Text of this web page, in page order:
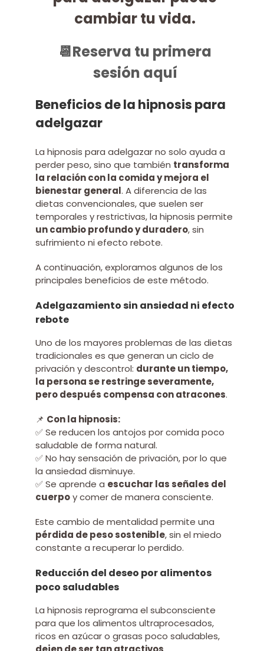
cambiar tu vida.
📆​Reserva tu primera
sesión aquí
Beneficios de la hipnosis para
adelgazar
La hipnosis para adelgazar no solo ayuda a
perder peso, sino que también transforma
la relación con la comida y mejora el
bienestar general. A diferencia de las
dietas convencionales, que suelen ser
temporales y restrictivas, la hipnosis permite
un cambio profundo y duradero, sin
sufrimiento ni efecto rebote.
A continuación, exploramos algunos de los
principales beneficios de este método.
Adelgazamiento sin ansiedad ni efecto
rebote
Uno de los mayores problemas de las dietas
tradicionales es que generan un ciclo de
privación y descontrol: durante un tiempo,
la persona se restringe severamente,
pero después compensa con atracones.
📌 Con la hipnosis:
✅ Se reducen los antojos por comida poco
saludable de forma natural.
✅ No hay sensación de privación, por lo que
la ansiedad disminuye.
✅ Se aprende a escuchar las señales del
cuerpoy comer de manera consciente.
Este cambio de mentalidad permite una
pérdida de peso sostenible, sin el miedo
constante a recuperar lo perdido.
Reducción del deseo por alimentos
poco saludables
La hipnosis reprograma el subconsciente
para que los alimentos ultraprocesados,
ricos en azúcar o grasas poco saludables,